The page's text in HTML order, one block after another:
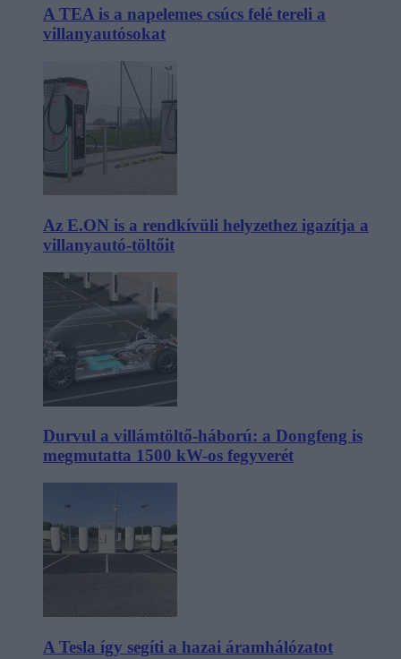
A TEA is a napelemes csúcs felé tereli a
villanyautósokat
Az E.ON is a rendkívüli helyzethez igazítja a
villanyautó-töltőit
Durvul a villámtöltő-háború: a Dongfeng is
megmutatta 1500 kW-os fegyverét
A Tesla így segíti a hazai áramhálózatot